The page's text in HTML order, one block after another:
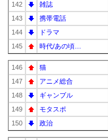
142
雑誌
143
携帯電話
144
ドラマ
145
時代/あの頃…
146 猫
147
アニメ総合
148
ギャンブル
149
モタスポ
150
政治